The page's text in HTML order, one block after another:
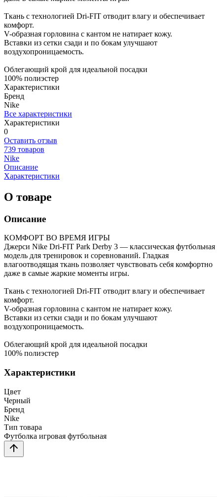
Ткань с технологией Dri-FIT отводит влагу и обеспечивает
комфорт.
V-образная горловина с кантом не натирает кожу.
Вставки из сетки сзади и по бокам улучшают
воздухопроницаемость.
Облегающий крой для идеальной посадки
100% полиэстер
Характеристики
Бренд
Nike
Все характеристики
Характеристики
0
Оставить отзыв
739 товаров
Nike
Описание
Характеристики
О товаре
Описание
КОМФОРТ ВО ВРЕМЯ ИГРЫ
Джерси Nike Dri-FIT Park Derby 3 — классическая футбольная
модель для тренировок и соревнований. Гладкая
влагоотводящая ткань позволяет чувствовать себя комфортно
даже в самые жаркие моменты игры.
Ткань с технологией Dri-FIT отводит влагу и обеспечивает
комфорт.
V-образная горловина с кантом не натирает кожу.
Вставки из сетки сзади и по бокам улучшают
воздухопроницаемость.
Облегающий крой для идеальной посадки
100% полиэстер
Характеристики
Цвет
Черный
Бренд
Nike
Тип товара
Футболка игровая футбольная